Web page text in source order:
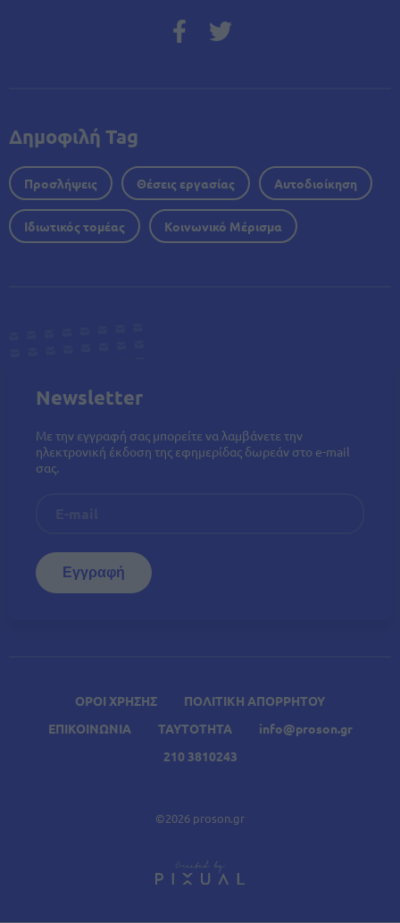
ΟΡΟΙ ΧΡΗΣΗΣ
ΠΟΛΙΤΙΚΗ ΑΠΟΡΡΗΤΟΥ
ΕΠΙΚΟΙΝΩΝΙΑ
ΤΑΥΤΟΤΗΤΑ
info@proson.gr
210 3810243
©2026 proson.gr
Δημοφιλή Tag
Προσλήψεις Θέσεις εργασίας Αυτοδιοίκηση
Ιδιωτικός τομέας Κοινωνικό Μέρισμα
Newsletter
Με την εγγραφή σας μπορείτε να λαμβάνετε την
ηλεκτρονική έκδοση της εφημερίδας δωρεάν στο e-mail
σας.